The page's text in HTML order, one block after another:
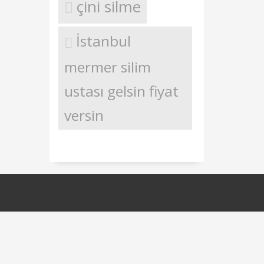
çini silme
İstanbul
mermer silim
ustası gelsin fiyat
versin